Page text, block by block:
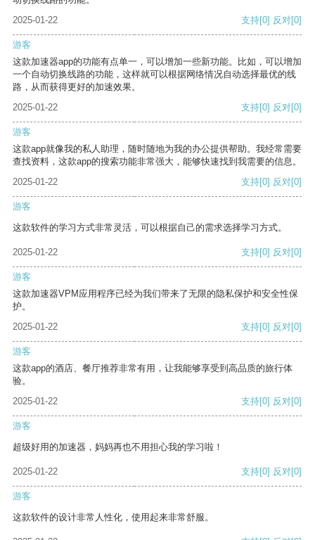
2025-01-22
支持[0] 反对[0]
游客
这款加速器app的功能有点单一，可以增加一些新功能。比如，可以增加
一个自动切换线路的功能，这样就可以根据网络情况自动选择最优的线
路，从而获得更好的加速效果。
2025-01-22
支持[0] 反对[0]
游客
这款app就像我的私人助理，随时随地为我的办公提供帮助。我经常需要
查找资料，这款app的搜索功能非常强大，能够快速找到我需要的信息。
2025-01-22
支持[0] 反对[0]
游客
这款软件的学习方式非常灵活，可以根据自己的需求选择学习方式。
2025-01-22 支持[0] 反对[0]
游客
这款加速器VPM应用程序已经为我们带来了无限的隐私保护和安全性保
护。
2025-01-22
支持[0] 反对[0]
游客
这款app的酒店、餐厅推荐非常有用，让我能够享受到高品质的旅行体
验。
2025-01-22
支持[0] 反对[0]
游客
超级好用的加速器，妈妈再也不用担心我的学习啦！
2025-01-22 支持[0] 反对[0]
游客
这款软件的设计非常人性化，使用起来非常舒服。